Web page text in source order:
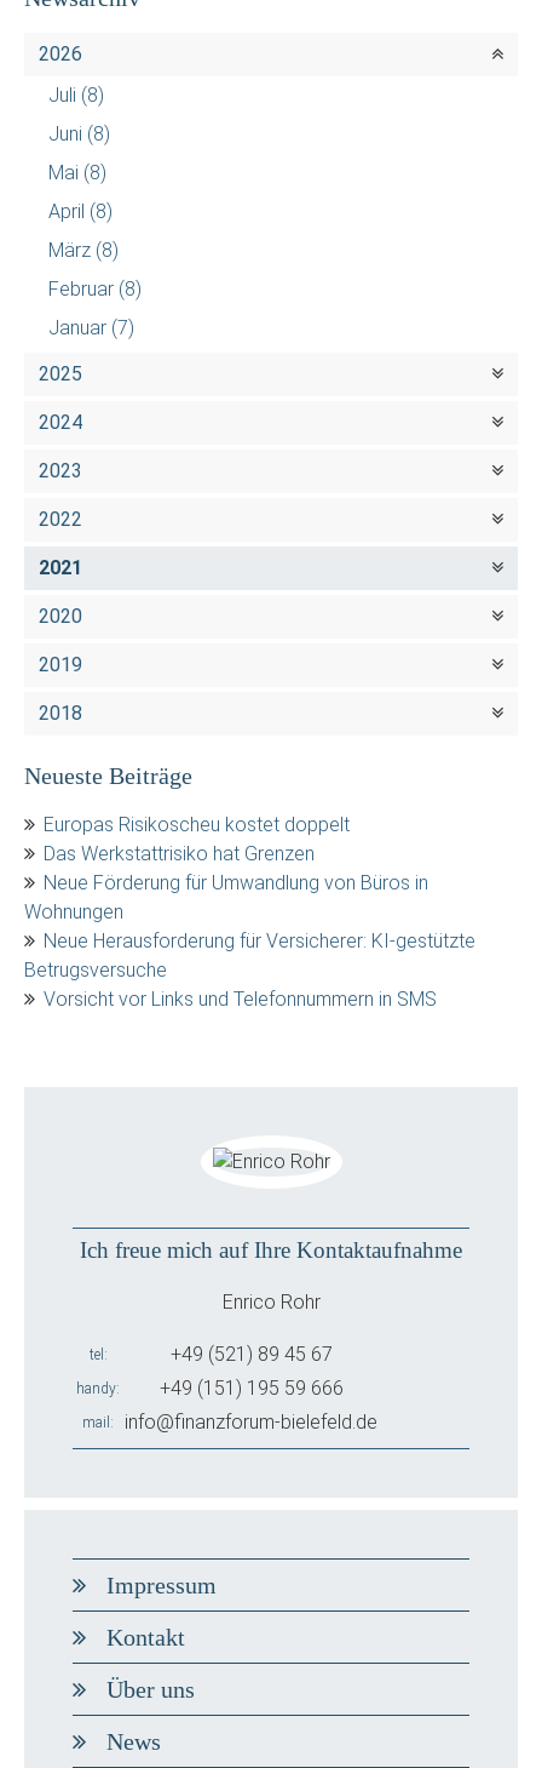
2026
Juli (8)
Juni (8)
Mai (8)
April (8)
März (8)
Februar (8)
Januar (7)
2025
2024
2023
2022
2021
2020
2019
2018
Neueste Beiträge
Europas Risikoscheu kostet doppelt
Das Werkstattrisiko hat Grenzen
Neue Förderung für Umwandlung von Büros in
Wohnungen
Neue Herausforderung für Versicherer: KI-gestützte
Betrugsversuche
Vorsicht vor Links und Telefonnummern in SMS
Ich freue mich auf Ihre Kontaktaufnahme
Enrico Rohr
tel +49 (521) 89 45 67
handy +49 (151) 195 59 666
mail info@finanzforum-bielefeld.de
Impressum
Kontakt
Über uns
News